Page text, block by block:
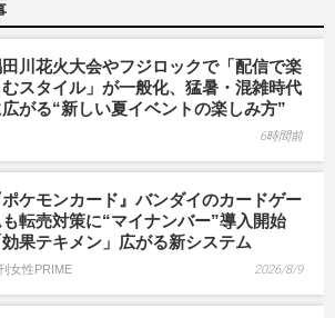
田川花火大会やフジロックで「配信で楽
むスタイル」が一般化、猛暑・混雑時代
広がる“新しい夏イベントの楽しみ方”
6時間前
ポケモンカード』バンダイのカードゲー
も転売対策に“マイナンバー”導入開始
効果テキメン」広がる新システム
女性PRIME 2026/8/9